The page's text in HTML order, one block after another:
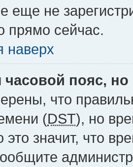
еще не
прямо сейчас.
наверх
часовой пояс,
что
(DST), но
это значит, что